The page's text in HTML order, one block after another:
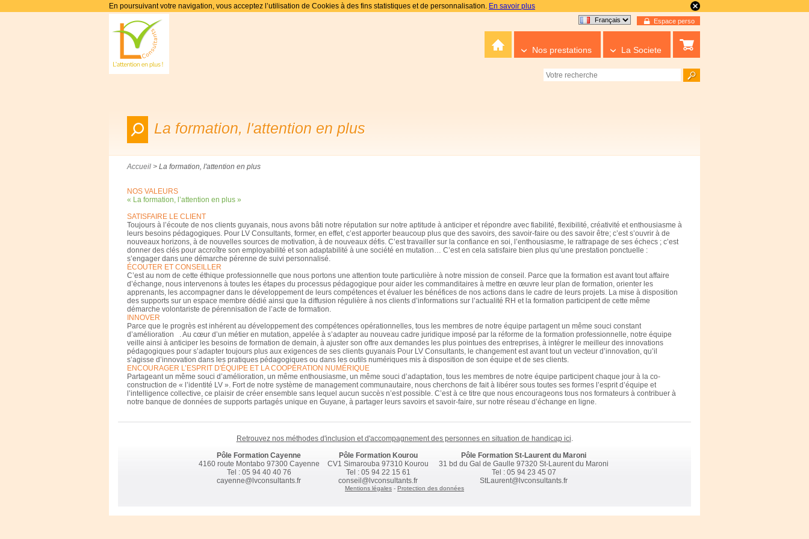
En poursuivant votre navigation, vous acceptez l’utilisation de Cookies à des fins statistiques et de personnalisation. En savoir plus
Espace perso
Nos prestations La Societe
La formation, l'attention en plus
Accueil > La formation, l'attention en plus
NOS VALEURS
« La formation, l’attention en plus »
SATISFAIRE LE CLIENT
Toujours à l’écoute de nos clients guyanais, nous avons bâti notre réputation sur notre aptitude à anticiper et répondre avec fiabilité, flexibilité, créativité et enthousiasme à
leurs besoins pédagogiques. Pour LV Consultants, former, en effet, c’est apporter beaucoup plus que des savoirs, des savoir-faire ou des savoir être; c’est s’ouvrir à de
nouveaux horizons, à de nouvelles sources de motivation, à de nouveaux défis. C’est travailler sur la confiance en soi, l’enthousiasme, le rattrapage de ses échecs ; c’est
donner des clés pour accroître son employabilité et son adaptabilité à une société en mutation… C’est en cela satisfaire bien plus qu’une prestation ponctuelle :
s’engager dans une démarche pérenne de suivi personnalisé.
ÉCOUTER ET CONSEILLER
C’est au nom de cette éthique professionnelle que nous portons une attention toute particulière à notre mission de conseil. Parce que la formation est avant tout affaire
d’échange, nous intervenons à toutes les étapes du processus pédagogique pour aider les commanditaires à mettre en œuvre leur plan de formation, orienter les
apprenants, les accompagner dans le développement de leurs compétences et évaluer les bénéfices de nos actions dans le cadre de leurs projets. La mise à disposition
des supports sur un espace membre dédié ainsi que la diffusion régulière à nos clients d’informations sur l’actualité RH et la formation participent de cette même
démarche volontariste de pérennisation de l’acte de formation.
INNOVER
Parce que le progrès est inhérent au développement des compétences opérationnelles, tous les membres de notre équipe partagent un même souci constant
d’amélioration . Au cœur d’un métier en mutation, appelée à s’adapter au nouveau cadre juridique imposé par la réforme de la formation professionnelle, notre équipe
veille ainsi à anticiper les besoins de formation de demain, à ajuster son offre aux demandes les plus pointues des entreprises, à intégrer le meilleur des innovations
pédagogiques pour s’adapter toujours plus aux exigences de ses clients guyanais Pour LV Consultants, le changement est avant tout un vecteur d’innovation, qu’il
s’agisse d’innovation dans les pratiques pédagogiques ou dans les outils numériques mis à disposition de son équipe et de ses clients.
ENCOURAGER L’ESPRIT D'ÉQUIPE ET LA COOPÉRATION NUMÉRIQUE
Partageant un même souci d’amélioration, un même enthousiasme, un même souci d’adaptation, tous les membres de notre équipe participent chaque jour à la co-
construction de « l’identité LV ». Fort de notre système de management communautaire, nous cherchons de fait à libérer sous toutes ses formes l’esprit d’équipe et
l’intelligence collective, ce plaisir de créer ensemble sans lequel aucun succès n’est possible. C’est à ce titre que nous encourageons tous nos formateurs à contribuer à
notre banque de données de supports partagés unique en Guyane, à partager leurs savoirs et savoir-faire, sur notre réseau d’échange en ligne.
Retrouvez nos méthodes d'inclusion et d'accompagnement des personnes en situation de handicap ici.
Pôle Formation Cayenne
4160 route Montabo 97300 Cayenne
Tel : 05 94 40 40 76
cayenne@lvconsultants.fr
Pôle Formation Kourou
CV1 Simarouba 97310 Kourou
Tel : 05 94 22 15 61
conseil@lvconsultants.fr
Pôle Formation St-Laurent du Maroni
31 bd du Gal de Gaulle 97320 St-Laurent du Maroni
Tel : 05 94 23 45 07
StLaurent@lvconsultants.fr
Mentions légales - Protection des données